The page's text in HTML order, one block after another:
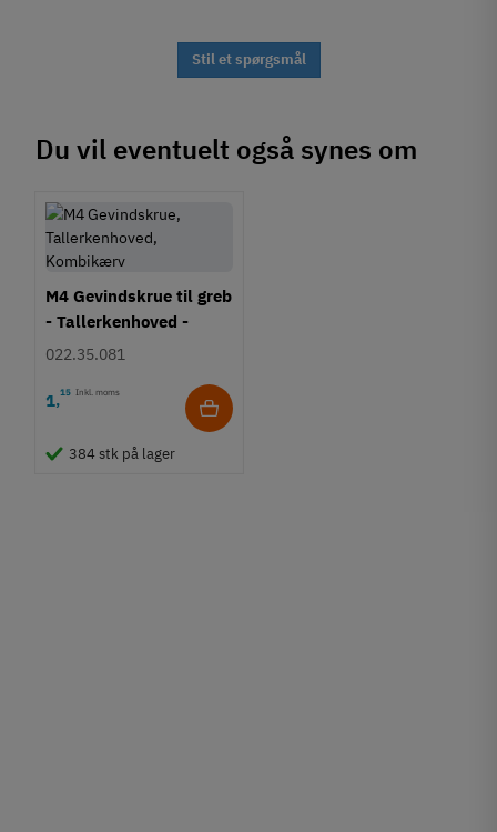
Stil et spørgsmål
Du vil eventuelt også synes om
M4 Gevindskrue til greb
- Tallerkenhoved -
Krydskærv
022.35.081
1,15 Inkl. moms
384 stk på lager